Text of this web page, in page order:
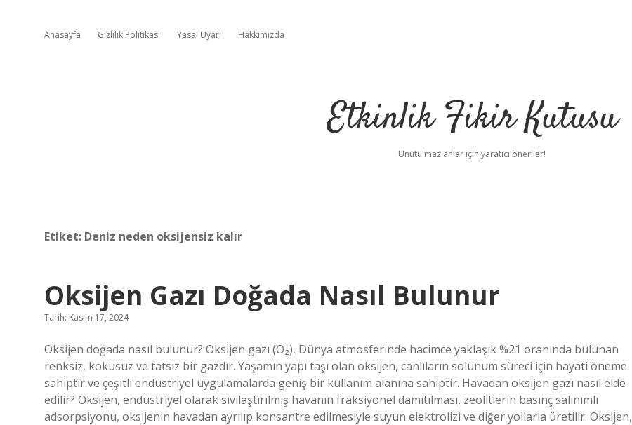
Anasayfa Gizlilik Politikası Yasal Uyarı Hakkımızda
Etkinlik Fikir Kutusu
Unutulmaz anlar için yaratıcı öneriler!
Etiket: Deniz neden oksijensiz kalır
Oksijen Gazı Doğada Nasıl Bulunur
Tarih: Kasım 17, 2024
Oksijen doğada nasıl bulunur? Oksijen gazı (O₂), Dünya atmosferinde hacimce yaklaşık %21 oranında bulunan
renksiz, kokusuz ve tatsız bir gazdır. Yaşamın yapı taşı olan oksijen, canlıların solunum süreci için hayati öneme
sahiptir ve çeşitli endüstriyel uygulamalarda geniş bir kullanım alanına sahiptir. Havadan oksijen gazı nasıl elde
edilir? Oksijen, endüstriyel olarak sıvılaştırılmış havanın fraksiyonel damıtılması, zeolitlerin basınç salınımlı
adsorpsiyonu, oksijenin havadan ayrılıp konsantre edilmesiyle suyun elektrolizi ve diğer yollarla üretilir. Oksijen,